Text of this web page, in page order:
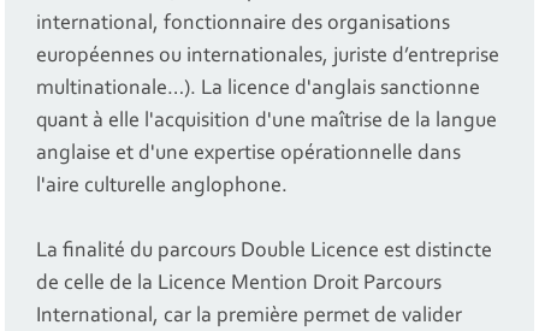
international, fonctionnaire des organisations
européennes ou internationales, juriste d’entreprise
multinationale…). La licence d'anglais sanctionne
quant à elle l'acquisition d'une maîtrise de la langue
anglaise et d'une expertise opérationnelle dans
l'aire culturelle anglophone.
La finalité du parcours Double Licence est distincte
de celle de la Licence Mention Droit Parcours
International, car la première permet de valider